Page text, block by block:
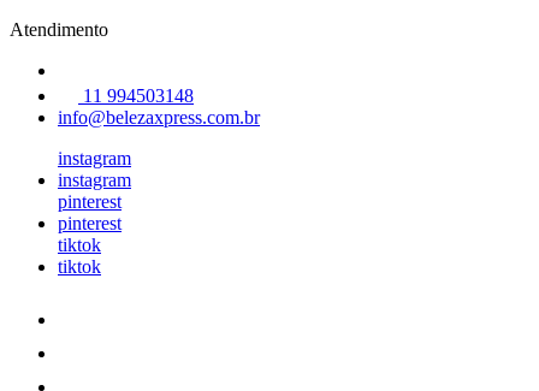
Atendimento
11 994503148
info@belezaxpress.com.br
instagram
instagram
pinterest
pinterest
tiktok
tiktok